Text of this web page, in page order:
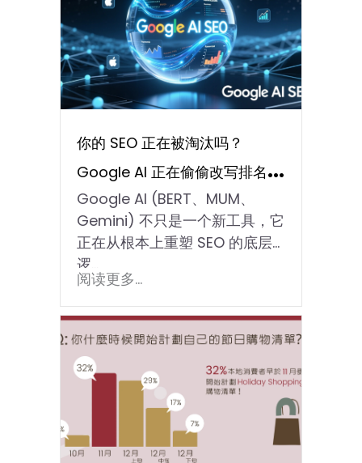
你的 SEO 正在被淘汰吗？
Google AI 正在偷偷改写排名规
则！
Google AI (BERT、MUM、
Gemini) 不只是一个新工具，它
正在从根本上重塑 SEO 的底层
逻…
阅读更多...